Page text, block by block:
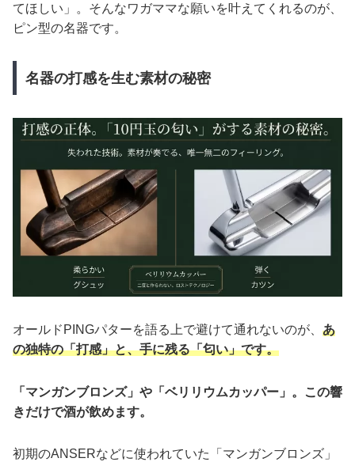
てほしい」。そんなワガママな願いを叶えてくれるのが、
ピン型の名器です。
名器の打感を生む素材の秘密
オールドPINGパターを語る上で避けて通れないのが、 あ
の独特の「打感」と、手に残る「匂い」です。
「マンガンブロンズ」や「ベリリウムカッパー」。この響
きだけで酒が飲めます。
初期のANSERなどに使われていた「マンガンブロンズ」